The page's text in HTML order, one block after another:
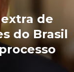
de
do Brasil